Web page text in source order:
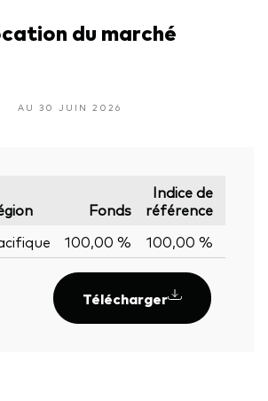
du marché
AU 30 JUIN 2026
Fonds
Indice de
référence
100,00 % 100,00 %
Télécharger